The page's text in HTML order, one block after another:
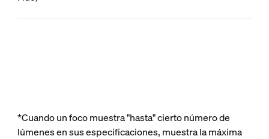
*Cuando un foco muestra "hasta" cierto número de
lúmenes en sus especificaciones, muestra la máxima